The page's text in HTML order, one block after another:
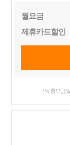
월요금
제휴카드할인
구독 총요금/